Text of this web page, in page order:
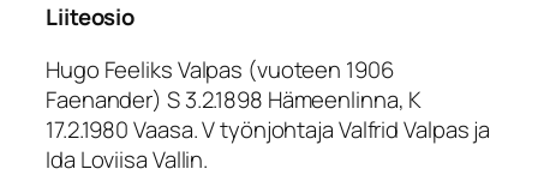
Liiteosio
Hugo Feeliks Valpas (vuoteen 1906
Faenander) S 3.2.1898 Hämeenlinna, K
17.2.1980 Vaasa. V työnjohtaja Valfrid Valpas ja
Ida Loviisa Vallin.